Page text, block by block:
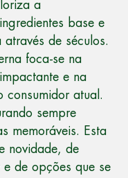
a
base e
de séculos.
foca-se na
e na
consumidor atual.
sempre
memoráveis. Esta
novidade, de
de opções que se